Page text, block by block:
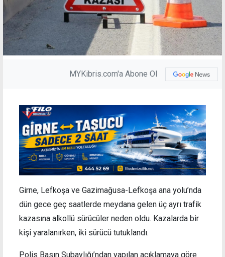
MYKibris.com'a Abone Ol
Girne, Lefkoşa ve Gazimağusa-Lefkoşa ana yolu’nda
dün gece geç saatlerde meydana gelen üç ayrı trafik
kazasına alkollü sürücüler neden oldu. Kazalarda bir
kişi yaralanırken, iki sürücü tutuklandı.
Polis Basın Subaylığı’ndan yapılan açıklamaya göre